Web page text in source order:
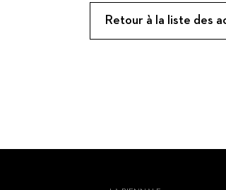
Retour à la liste des